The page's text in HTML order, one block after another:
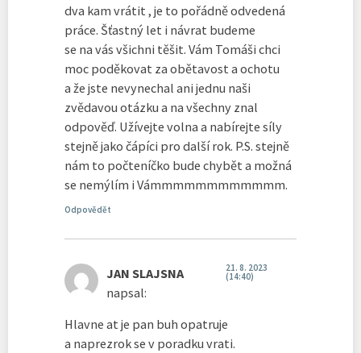
dva kam vrátit , je to pořádně odvedená
práce. Šťastný let i návrat budeme
se na vás všichni těšit. Vám Tomáši chci
moc poděkovat za obětavost a ochotu
a že jste nevynechal ani jednu naši
zvědavou otázku a na všechny znal
odpověď. Užívejte volna a nabírejte síly
stejně jako čápíci pro další rok. P.S. stejně
nám to počteníčko bude chybět a možná
se nemýlím i Vámmmmmmmmmmmm.
Odpovědět
JAN SLAJSNA
napsal:
21. 8. 2023
(14:40)
Hlavne at je pan buh opatruje
a naprezrok se v poradku vrati.